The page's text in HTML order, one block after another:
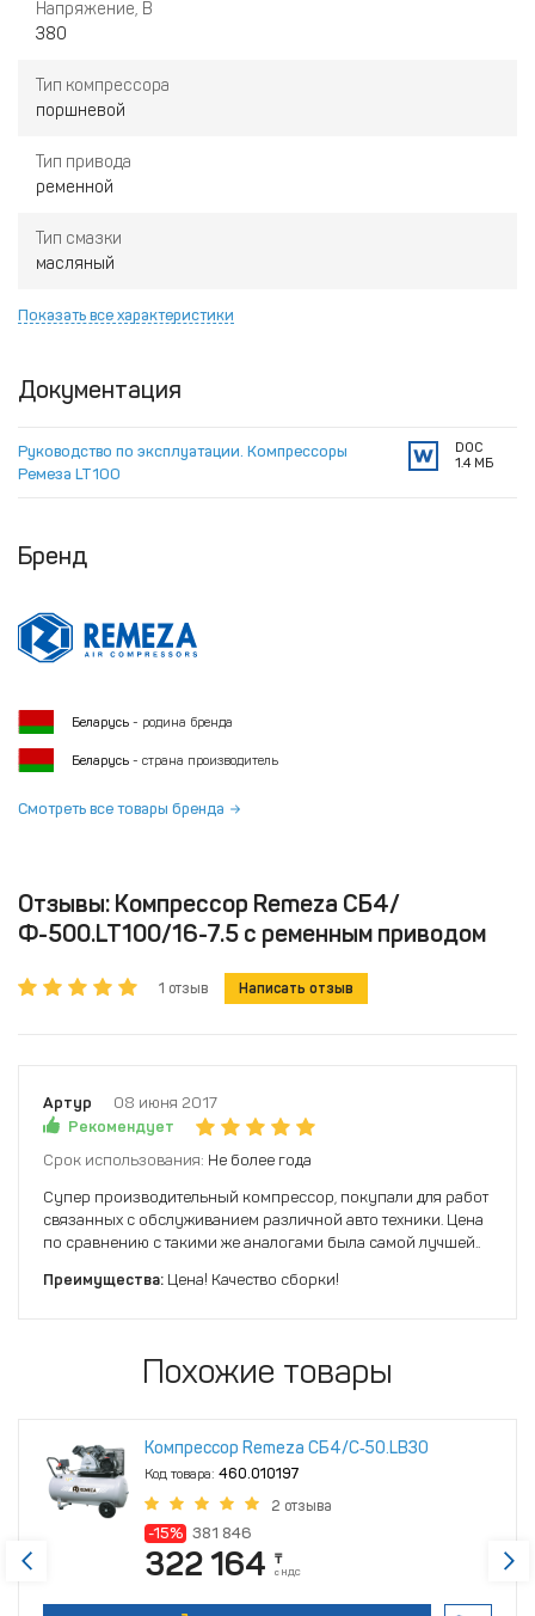
Напряжение, В
380
Тип компрессора
поршневой
Тип привода
ременной
Тип смазки
масляный
Показать все характеристики
Документация
Руководство по эксплуатации. Компрессоры
Ремеза LT100
DOC
1.4 МБ
Бренд
Беларусь - родина бренда
Беларусь - страна производитель
Смотреть все товары бренда
Отзывы: Компрессор Remeza СБ4/
Ф-500.LT100/16-7.5 с ременным приводом
1 отзыв Написать отзыв
Артур
08 июня 2017
Рекомендует
Срок использования: Не более года
Супер производительный компрессор, покупали для работ
связанных с обслуживанием различной авто техники. Цена
по сравнению с такими же аналогами была самой лучшей..
Преимущества: Цена! Качество сборки!
Похожие товары
Компрессор Remeza СБ4/С‑50.LB30
Код товара: 460.010197
2 отзыва
-15% 381 846
322 164 ₸
с НДС